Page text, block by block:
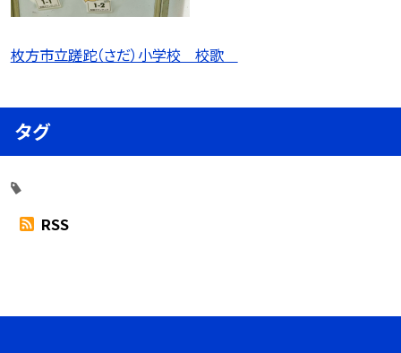
枚方市立蹉跎（さだ）小学校 校歌
タグ
RSS